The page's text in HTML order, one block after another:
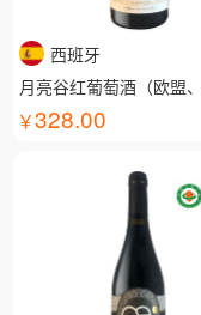
西班牙
328.00